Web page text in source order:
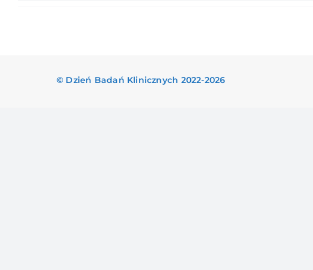
© Dzień Badań Klinicznych 2022-2026